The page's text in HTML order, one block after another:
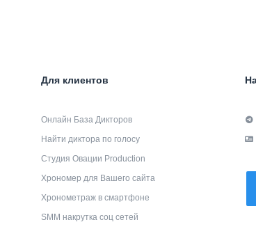
Для клиентов
Онлайн База Дикторов
Найти диктора по голосу
Студия Овации Production
Хрономер для Вашего сайта
Хронометраж в смартфоне
SMM накрутка соц сетей